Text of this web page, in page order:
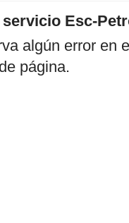
Esc-
algún error en
página.